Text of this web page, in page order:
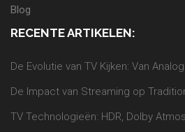
Blog
RECENTE ARTIKELEN:
De Evolutie van TV Kijken: Van
De Impact van Streaming op
TV Technologieën: HDR, Dolby